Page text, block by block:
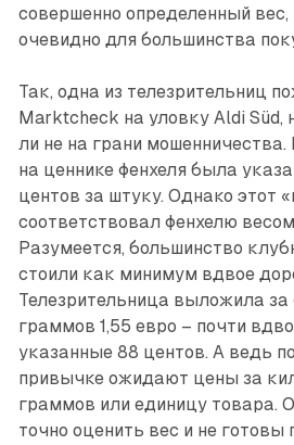
совершенно определенный
очевидно для большинства
Так, одна из телезрительниц
Marktcheck на уловку Aldi
ли не на грани
на ценнике фенхеля была
центов за штуку. Однако этот
соответствовал фенхелю
Разумеется, большинство
стоили как минимум вдвое
Телезрительница выложила
граммов 1,55 евро – почти
указанные 88 центов. А ведь
привычке ожидают цены за
граммов или единицу товара.
точно оценить вес и не готовы